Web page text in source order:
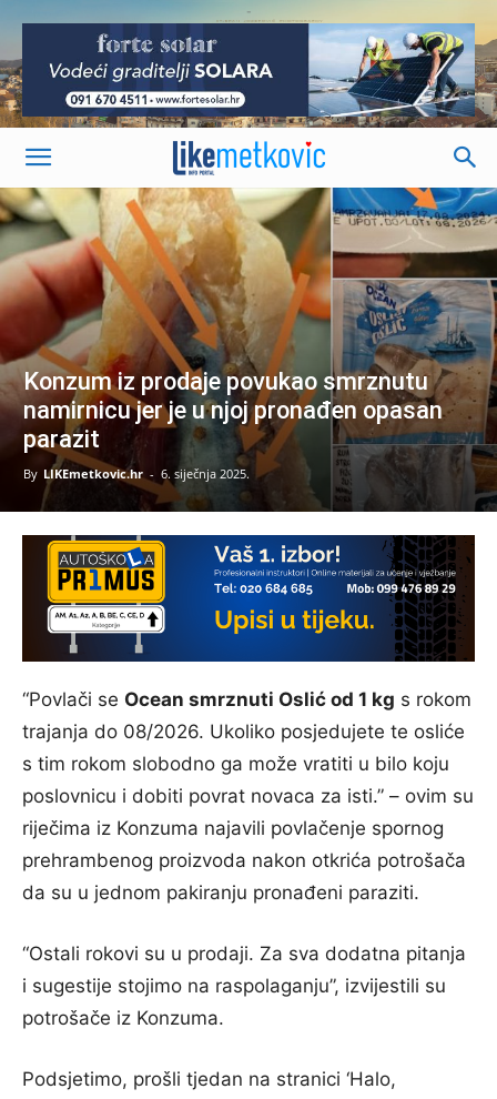
-
Konzum iz prodaje povukao smrznutu
namirnicu jer je u njoj pronađen opasan
parazit
By LIKEmetkovic.hr - 6. siječnja 2025.
“Povlači se Ocean smrznuti Oslić od 1 kg s rokom
trajanja do 08/2026. Ukoliko posjedujete te osliće
s tim rokom slobodno ga može vratiti u bilo koju
poslovnicu i dobiti povrat novaca za isti.” – ovim su
riječima iz Konzuma najavili povlačenje spornog
prehrambenog proizvoda nakon otkrića potrošača
da su u jednom pakiranju pronađeni paraziti.
“Ostali rokovi su u prodaji. Za sva dodatna pitanja
i sugestije stojimo na raspolaganju”, izvijestili su
potrošače iz Konzuma.
Podsjetimo, prošli tjedan na stranici ‘Halo,